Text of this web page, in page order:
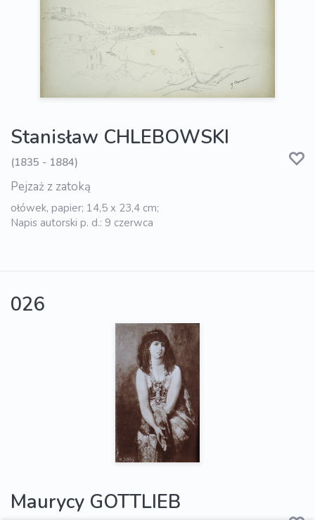
Stanisław CHLEBOWSKI
(1835 - 1884)
Pejzaż z zatoką
ołówek, papier; 14,5 x 23,4 cm;
Napis autorski p. d.: 9 czerwca
026
Maurycy GOTTLIEB